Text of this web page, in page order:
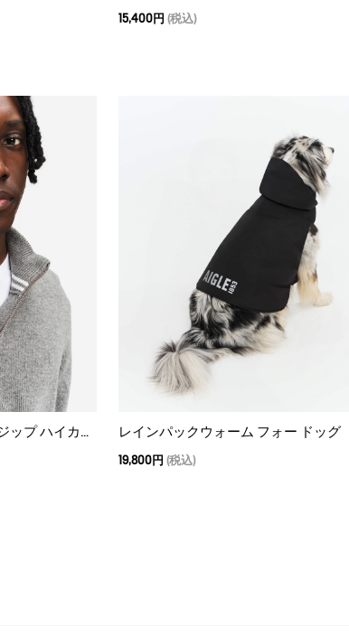
15,400円 (税込)
ウールブレンド ハーフジップ ハイカラーセーター レインパックウォーム フォー ドッグ
19,800円 (税込)